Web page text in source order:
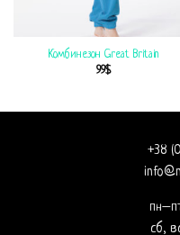
Комбинезон Great Britain
99$
+38
сб,